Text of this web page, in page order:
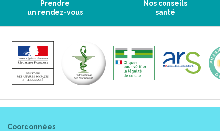
Prendre
un rendez-vous
Nos conseils
santé
Coordonnées